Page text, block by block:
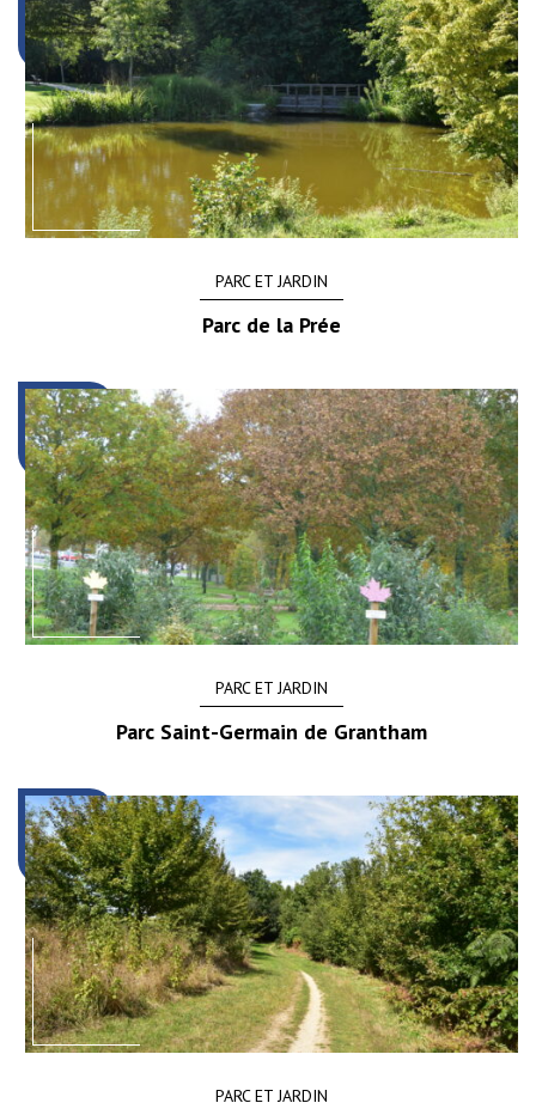
PARC ET JARDIN
Parc de la Prée
PARC ET JARDIN
Parc Saint-Germain de Grantham
PARC ET JARDIN